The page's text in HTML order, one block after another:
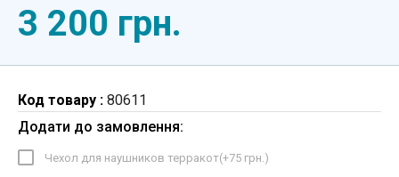
3 200 грн.
Код товару : 80611
Додати до замовлення:
Чехол для наушников терракот(+75 грн.)